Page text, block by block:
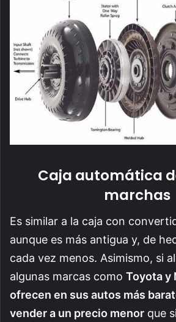
Caja automática
marchas
Es similar a la caja con
aunque es más antigua y, de
cada vez menos. Asimismo, si
algunas marcas como Toyota y
ofrecen en sus autos más
vender a un precio menor que